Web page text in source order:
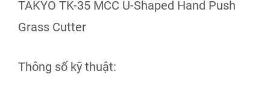
TAKYO TK-35 MCC U-Shaped Hand Push
Grass Cutter
Thông số kỹ thuật: